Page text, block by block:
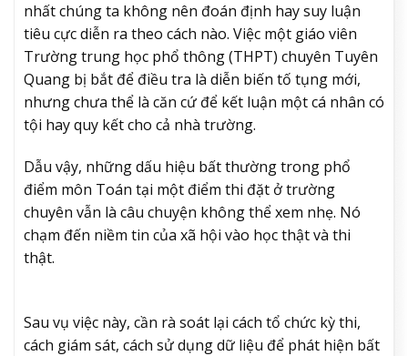
nhất chúng ta không nên đoán định hay suy luận
tiêu cực diễn ra theo cách nào. Việc một giáo viên
Trường trung học phổ thông (THPT) chuyên Tuyên
Quang bị bắt để điều tra là diễn biến tố tụng mới,
nhưng chưa thể là căn cứ để kết luận một cá nhân có
tội hay quy kết cho cả nhà trường.
Dẫu vậy, những dấu hiệu bất thường trong phổ
điểm môn Toán tại một điểm thi đặt ở trường
chuyên vẫn là câu chuyện không thể xem nhẹ. Nó
chạm đến niềm tin của xã hội vào học thật và thi
thật.
Sau vụ việc này, cần rà soát lại cách tổ chức kỳ thi,
cách giám sát, cách sử dụng dữ liệu để phát hiện bất